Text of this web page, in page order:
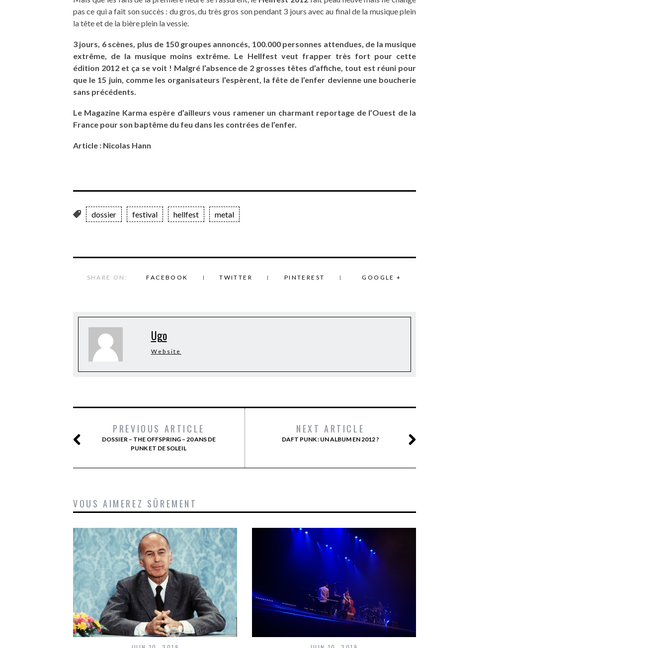
pas ce qui a fait son succès : du gros, du très gros son pendant 3 jours avec au final de la musique plein
la tête et de la bière plein la vessie.
3 jours, 6 scènes, plus de 150 groupes annoncés, 100.000 personnes attendues, de la musique
extrême, de la musique moins extrême. Le Hellfest veut frapper très fort pour cette
édition 2012 et ça se voit ! Malgré l’absence de 2 grosses têtes d’affiche, tout est réuni pour
que le 15 juin, comme les organisateurs l’espèrent, la fête de l’enfer devienne une boucherie
sans précédents.
Le Magazine Karma espère d’ailleurs vous ramener un charmant reportage de l’Ouest de la
France pour son baptême du feu dans les contrées de l’enfer.
Article : Nicolas Hann
dossier festival hellfest metal
SHARE ON: FACEBOOK TWITTER PINTEREST GOOGLE +
Ugo
Website
PREVIOUS ARTICLE
DOSSIER – THE OFFSPRING – 20 ANS DE
PUNK ET DE SOLEIL
NEXT ARTICLE
DAFT PUNK : UN ALBUM EN 2012 ?
VOUS AIMEREZ SÛREMENT